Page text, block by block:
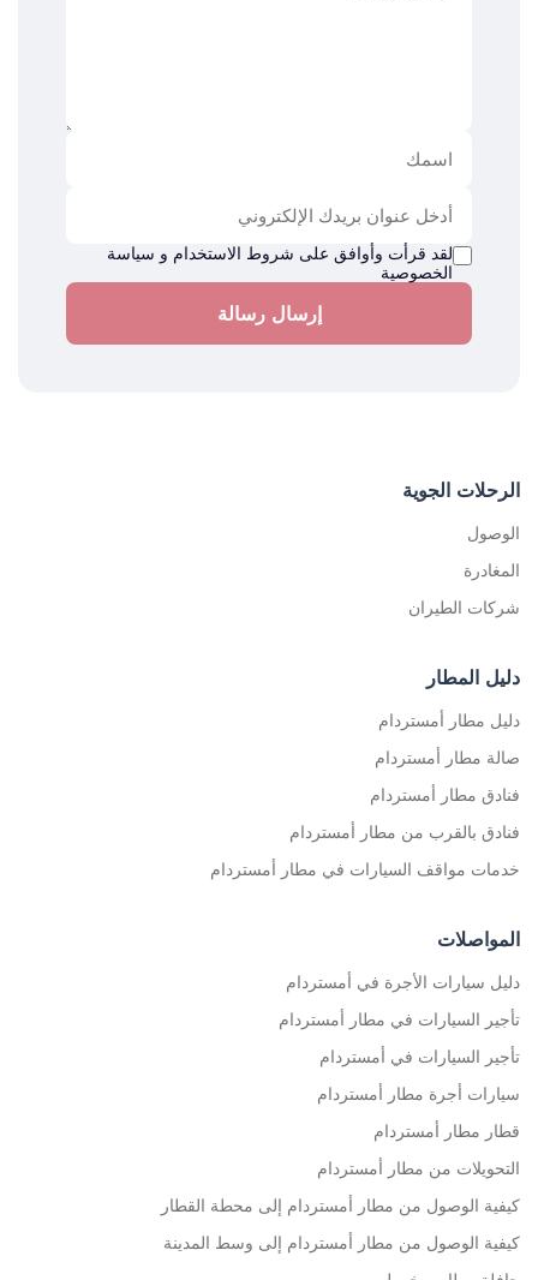
لقد قرأت وأوافق على شروط الاستخدام و سياسة
الخصوصية
إرسال رسالة
الرحلات الجوية
الوصول
المغادرة
شركات الطيران
دليل المطار
دليل مطار أمستردام
صالة مطار أمستردام
فنادق مطار أمستردام
فنادق بالقرب من مطار أمستردام
خدمات مواقف السيارات في مطار أمستردام
المواصلات
دليل سيارات الأجرة في أمستردام
تأجير السيارات في مطار أمستردام
تأجير السيارات في أمستردام
سيارات أجرة مطار أمستردام
قطار مطار أمستردام
التحويلات من مطار أمستردام
كيفية الوصول من مطار أمستردام إلى محطة القطار
كيفية الوصول من مطار أمستردام إلى وسط المدينة